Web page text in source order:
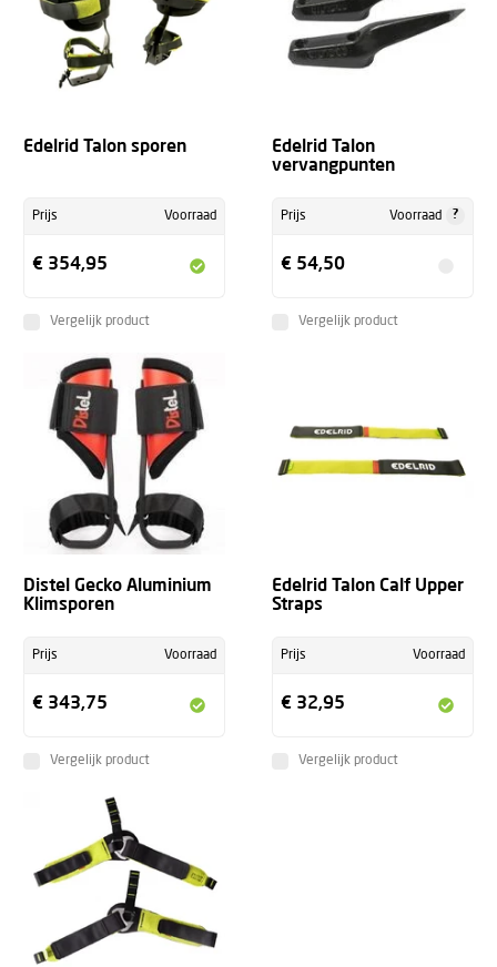
Edelrid Talon sporen
Prijs Voorraad
€ 354,95
Vergelijk product
Edelrid Talon
vervangpunten
Prijs Voorraad ?
€ 54,50
Vergelijk product
Distel Gecko Aluminium
Klimsporen
Prijs Voorraad
€ 343,75
Vergelijk product
Edelrid Talon Calf Upper
Straps
Prijs Voorraad
€ 32,95
Vergelijk product